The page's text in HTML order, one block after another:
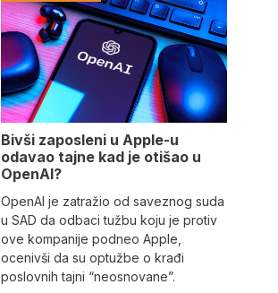
Bivši zaposleni u Apple-u
odavao tajne kad je otišao u
OpenAI?
OpenAI je zatražio od saveznog suda
u SAD da odbaci tužbu koju je protiv
ove kompanije podneo Apple,
ocenivši da su optužbe o krađi
poslovnih tajni “neosnovane”.